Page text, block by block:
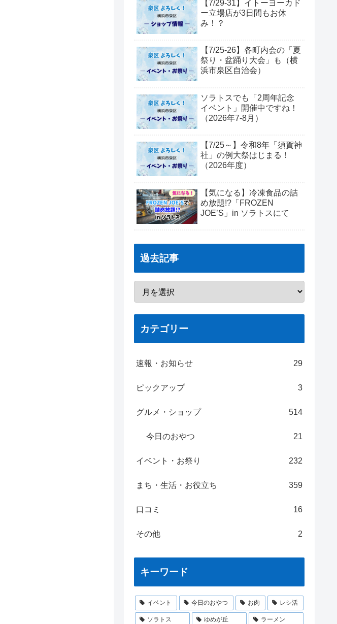
【7/29-31】イトーヨーカド
ー立場店が3日間もお休
み！？
【7/25-26】各町内会の「夏
祭り・盆踊り大会」も（横
浜市泉区自治会）
ソラトスでも「2周年記念
イベント」開催中ですね！
（2026年7-8月）
【7/25～】令和8年「須賀神
社」の例大祭はじまる！
（2026年度）
【気になる】冷凍食品の詰
め放題!?「FROZEN
JOE’S」in ソラトスにて
過去記事
カテゴリー
速報・お知らせ 29
ピックアップ 3
グルメ・ショップ 514
今日のおやつ 21
イベント・お祭り 232
まち・生活・お役立ち 359
口コミ 16
その他 2
キーワード
イベント 今日のおやつ お肉 レシ活
ソラトス ゆめが丘 ラーメン